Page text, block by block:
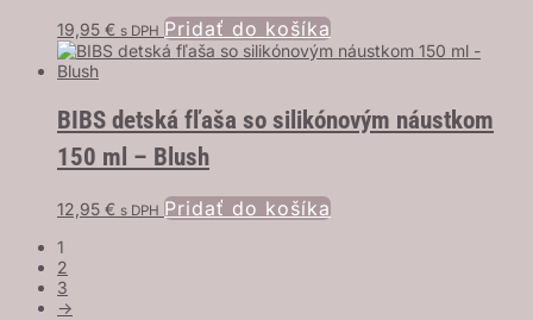
19,95 € s DPH Pridať do košíka
BIBS detská fľaša so silikónovým náustkom
150 ml – Blush
12,95 € s DPH Pridať do košíka
1
2
3
→